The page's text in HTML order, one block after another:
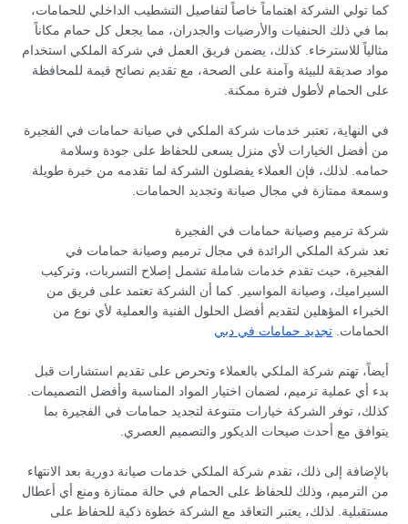
كما تولي الشركة اهتماماً خاصاً لتفاصيل التشطيب الداخلي للحمامات،
بما في ذلك الحنفيات والأرضيات والجدران، مما يجعل كل حمام مكاناً
مثالياً للاسترخاء. كذلك، يضمن فريق العمل في شركة الملكي استخدام
مواد صديقة للبيئة وآمنة على الصحة، مع تقديم نصائح قيمة للمحافظة
على الحمام لأطول فترة ممكنة.
في النهاية، تعتبر خدمات شركة الملكي في صيانة حمامات في الفجيرة
من أفضل الخيارات لأي منزل يسعى للحفاظ على جودة وسلامة
حمامه. لذلك، فإن العملاء يفضلون الشركة لما تقدمه من خبرة طويلة
وسمعة ممتازة في مجال صيانة وتجديد الحمامات.
شركة ترميم وصيانة حمامات في الفجيرة
تعد شركة الملكي الرائدة في مجال ترميم وصيانة حمامات في
الفجيرة، حيث تقدم خدمات شاملة تشمل إصلاح التسربات، وتركيب
السيراميك، وصيانة المواسير. كما أن الشركة تعتمد على فريق من
الخبراء المؤهلين لتقديم أفضل الحلول الفنية والعملية لأي نوع من
الحمامات.تجديد حمامات في دبي
أيضاً، تهتم شركة الملكي بالعملاء وتحرص على تقديم استشارات قبل
بدء أي عملية ترميم، لضمان اختيار المواد المناسبة وأفضل التصميمات.
كذلك، توفر الشركة خيارات متنوعة لتجديد حمامات في الفجيرة بما
يتوافق مع أحدث صيحات الديكور والتصميم العصري.
بالإضافة إلى ذلك، تقدم شركة الملكي خدمات صيانة دورية بعد الانتهاء
من الترميم، وذلك للحفاظ على الحمام في حالة ممتازة ومنع أي أعطال
مستقبلية. لذلك، يعتبر التعاقد مع الشركة خطوة ذكية للحفاظ على